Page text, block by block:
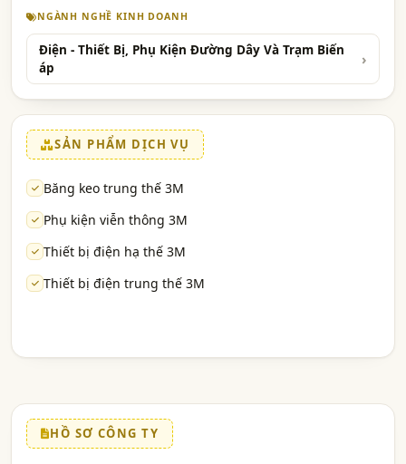
NGÀNH NGHỀ KINH DOANH
Điện - Thiết Bị, Phụ Kiện Đường Dây Và Trạm Biến
áp
SẢN PHẨM DỊCH VỤ
Băng keo trung thế 3M
Phụ kiện viễn thông 3M
Thiết bị điện hạ thế 3M
Thiết bị điện trung thế 3M
HỒ SƠ CÔNG TY